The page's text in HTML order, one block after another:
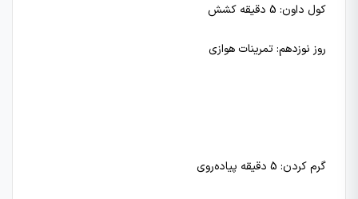
کول داون: 5 دقیقه کشش
روز نوزدهم: تمرینات هوازی
گرم کردن: 5 دقیقه پیاده‌روی